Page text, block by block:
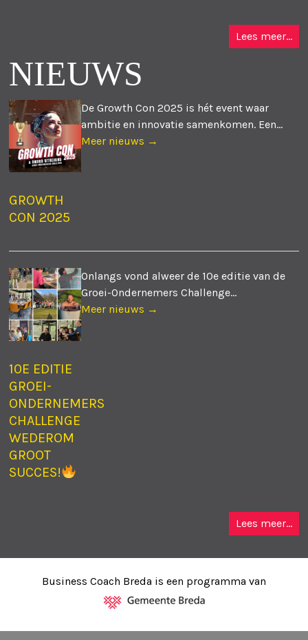
Lees meer...
NIEUWS
GROWTH
CON 2025
De Growth Con 2025 is hét event waar
ambitie en innovatie samenkomen. Een...
Meer nieuws →
10E EDITIE
GROEI-
ONDERNEMERS
CHALLENGE
WEDEROM
GROOT
SUCCES!
Onlangs vond alweer de 10e editie van de
Groei-Ondernemers Challenge...
Meer nieuws →
Lees meer...
Business Coach Breda is een programma van